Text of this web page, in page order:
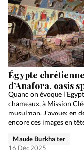
Égypte
d’Anafora, oasis
Quand on évoque
chameaux, à Mission
musulman. J’avoue: en
encore ces images en
Maude Burkhalter
16 Déc 2025